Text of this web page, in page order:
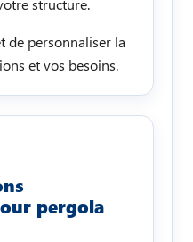
structure.
de personnaliser la
et vos besoins.
pergola